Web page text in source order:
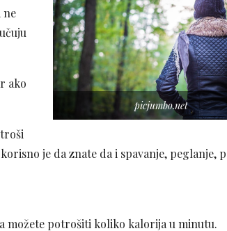
picjumbo.net
ne
ako
je da znate da i spavanje, peglanje,
možete potrošiti koliko kalorija u minutu.